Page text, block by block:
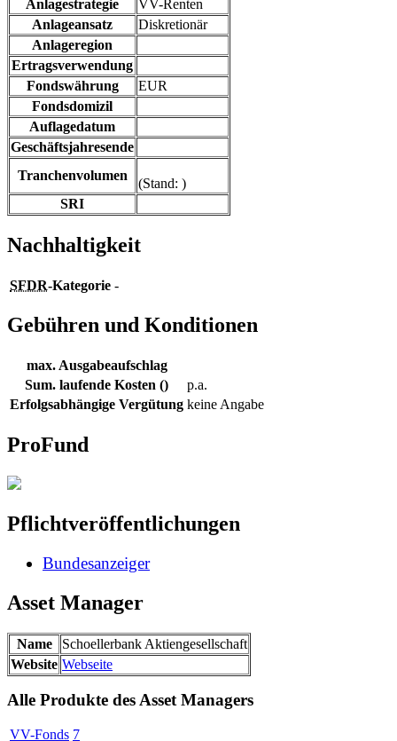
Anlagestrategie
VV-Renten
Anlageansatz
Diskretionär
Anlageregion
Ertragsverwendung
Fondswährung
EUR
Fondsdomizil
Auflagedatum
Geschäftsjahresende
Tranchenvolumen
(Stand: )
SRI
Nachhaltigkeit
SFDR-Kategorie -
Gebühren und Konditionen
max. Ausgabeaufschlag
Sum. laufende Kosten ()
p.a.
Erfolgsabhängige Vergütung keine Angabe
ProFund
Pflichtveröffentlichungen
Bundesanzeiger
Asset Manager
Name
Schoellerbank Aktiengesellschaft
Website Webseite
Alle Produkte des Asset Managers
VV-Fonds 7